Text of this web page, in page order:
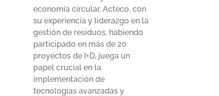
economía circular. Acteco, con
su experiencia y liderazgo en la
gestión de residuos, habiendo
participado en más de 20
proyectos de I+D, juega un
papel crucial en la
implementación de
tecnologías avanzadas y